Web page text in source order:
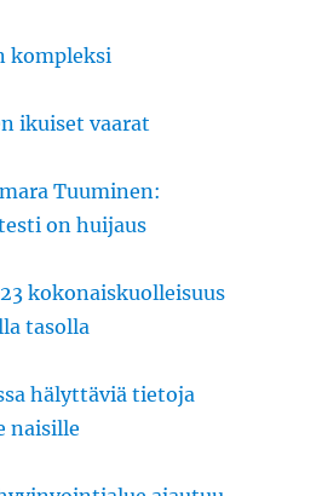
kompleksi
ikuiset vaarat
Tuuminen:
on huijaus
kokonaiskuolleisuus
tasolla
hälyttäviä tietoja
naisille